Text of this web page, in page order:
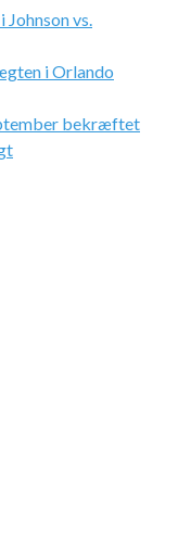
vs.
i Orlando
bekræftet